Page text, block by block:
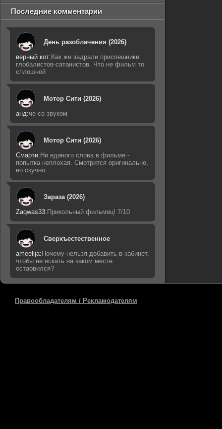
Последние комментарии
День разоблачения (2026)
верный кот: Как же задрали приспешники
глобалистов-сатанистов. Что не фильм то
сплошной
Мотор Сити (2026)
анд:че со звуком
Мотор Сити (2026)
Смарти: Ни единого слова в фильме -
попытка неплохая. Смотрится оригинально,
но скучно.
Зараза (2026)
Zaqwas33: Прикольный фильмец! 7/10
Сверхъестественное
ameelija: Почему нельзя добавить в кабинет,
чтобы не искать на каком месте
остаовился?
Правообладателям / Рекламодателям